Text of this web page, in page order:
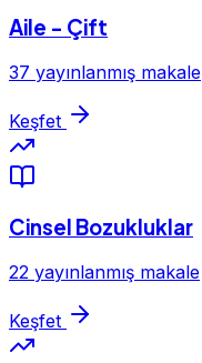
Aile - Çift
37 yayınlanmış makale
Keşfet
Cinsel Bozukluklar
22 yayınlanmış makale
Keşfet